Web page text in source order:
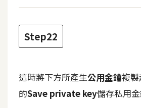
Step22
這時將下方所產生公用金鑰複
的Save private key儲存私用金